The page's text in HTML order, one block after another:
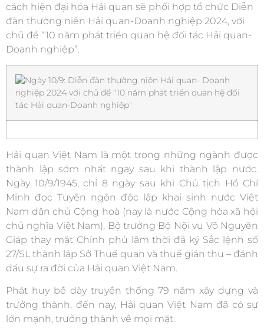
cách hiện đại hóa Hải quan sẽ phối hợp tổ chức Diễn
đàn thường niên Hải quan-Doanh nghiệp 2024, với
chủ đề “10 năm phát triển quan hệ đối tác Hải quan-
Doanh nghiệp”.
Hải quan Việt Nam là một trong những ngành được
thành lập sớm nhất ngay sau khi thành lập nước.
Ngày 10/9/1945, chỉ 8 ngày sau khi Chủ tịch Hồ Chí
Minh đọc Tuyên ngôn độc lập khai sinh nước Việt
Nam dân chủ Cộng hoà (nay là nước Cộng hòa xã hội
chủ nghĩa Việt Nam), Bộ trưởng Bộ Nội vụ Võ Nguyên
Giáp thay mặt Chính phủ lâm thời đã ký Sắc lệnh số
27/SL thành lập Sở Thuế quan và thuế gián thu – đánh
dấu sự ra đời của Hải quan Việt Nam.
Phát huy bề dày truyền thống 79 năm xây dựng và
trưởng thành, đến nay, Hải quan Việt Nam đã có sự
lớn mạnh, trưởng thành về mọi mặt.